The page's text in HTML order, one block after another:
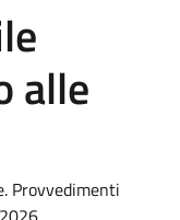
alle
Provvedimenti